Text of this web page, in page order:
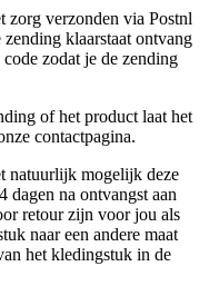
verzonden via Postnl
klaarstaat ontvang
zodat je de zending
of het product laat het
contactpagina.
natuurlijk mogelijk deze
dagen na ontvangst aan
retour zijn voor jou als
naar een andere maat
het kledingstuk in de